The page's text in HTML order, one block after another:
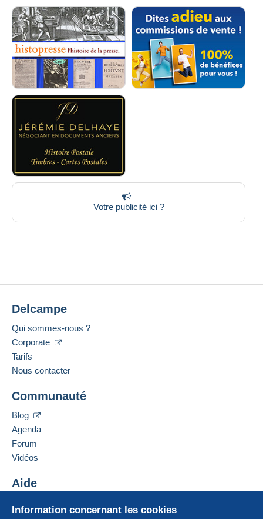
Votre publicité ici ?
Information concernant les cookies
Delcampe
Qui sommes-nous ?
Corporate
Tarifs
Nous contacter
Communauté
Blog
Agenda
Forum
Vidéos
Aide
Acheter sur Delcampe